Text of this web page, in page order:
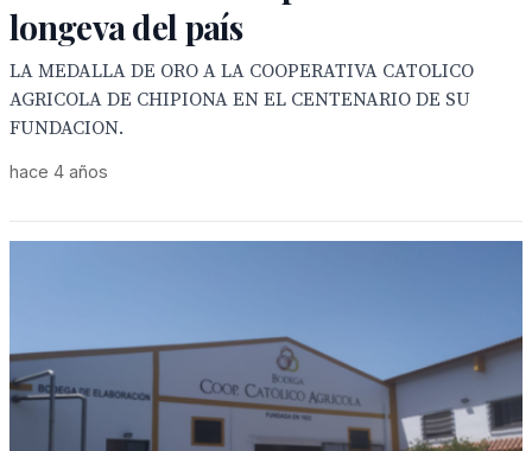
longeva del país
LA MEDALLA DE ORO A LA COOPERATIVA CATOLICO
AGRICOLA DE CHIPIONA EN EL CENTENARIO DE SU
FUNDACION.
hace 4 años